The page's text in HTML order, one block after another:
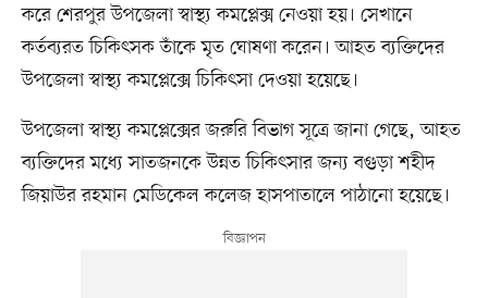
করে শেরপুর উপজেলা স্বাস্থ্য কমপ্লেক্স নেওয়া হয়। সেখানে
কর্তব্যরত চিকিৎসক তাঁকে মৃত ঘোষণা করেন। আহত ব্যক্তিদের
উপজেলা স্বাস্থ্য কমপ্লেক্সে চিকিৎসা দেওয়া হয়েছে।
উপজেলা স্বাস্থ্য কমপ্লেক্সের জরুরি বিভাগ সূত্রে জানা গেছে, আহত
ব্যক্তিদের মধ্যে সাতজনকে উন্নত চিকিৎসার জন্য বগুড়া শহীদ
জিয়াউর রহমান মেডিকেল কলেজ হাসপাতালে পাঠানো হয়েছে।